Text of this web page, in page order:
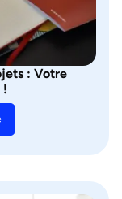
: Votre
!